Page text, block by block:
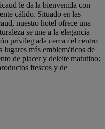
le da la bienvenida con
cálido. Situado en las
nuestro hotel ofrece una
se une a la elegancia
privilegiada cerca del centro
más emblemáticos de
de placer y deleite matutino:
frescos y de